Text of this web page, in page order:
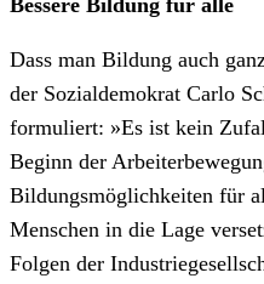
Dass man Bildung auch
der Sozialdemokrat Carlo
formuliert: »Es ist kein
Beginn der
Bildungsmöglichkeiten für
Menschen in die Lage
Folgen der